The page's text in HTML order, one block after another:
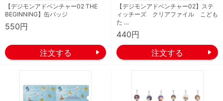
【デジモンアドベンチャー02 THE
BEGINNING】缶バッジ
550円
【デジモンアドベンチャー02】ステ
ィッチーズ クリアファイル こども
た …
440円